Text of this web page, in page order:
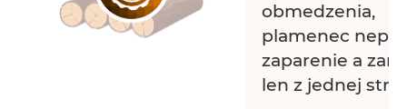
obmedzenia,
plamenec
zaparenie a
len z jednej